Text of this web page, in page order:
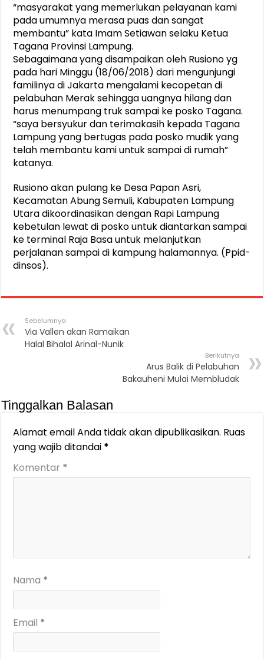
“masyarakat yang memerlukan pelayanan kami
pada umumnya merasa puas dan sangat
membantu” kata Imam Setiawan selaku Ketua
Tagana Provinsi Lampung.
Sebagaimana yang disampaikan oleh Rusiono yg
pada hari Minggu (18/06/2018) dari mengunjungi
familinya di Jakarta mengalami kecopetan di
pelabuhan Merak sehingga uangnya hilang dan
harus menumpang truk sampai ke posko Tagana.
“saya bersyukur dan terimakasih kepada Tagana
Lampung yang bertugas pada posko mudik yang
telah membantu kami untuk sampai di rumah”
katanya.
Rusiono akan pulang ke Desa Papan Asri,
Kecamatan Abung Semuli, Kabupaten Lampung
Utara dikoordinasikan dengan Rapi Lampung
kebetulan lewat di posko untuk diantarkan sampai
ke terminal Raja Basa untuk melanjutkan
perjalanan sampai di kampung halamannya. (Ppid-
dinsos).
Sebelumnya
Via Vallen akan Ramaikan
Halal Bihalal Arinal-Nunik
Berikutnya
Arus Balik di Pelabuhan
Bakauheni Mulai Membludak
Tinggalkan Balasan
Alamat email Anda tidak akan dipublikasikan. Ruas
yang wajib ditandai *
Komentar *
Nama *
Email *